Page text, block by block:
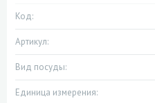
Код:
Артикул:
Вид посуды:
Единица измерения: